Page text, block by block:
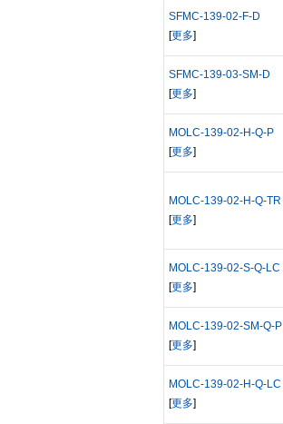
SFMC-139-02-F-D
[更多]
SFMC-139-03-SM-D
[更多]
MOLC-139-02-H-Q-P
[更多]
MOLC-139-02-H-Q-TR
[更多]
MOLC-139-02-S-Q-LC
[更多]
MOLC-139-02-SM-Q-P
[更多]
MOLC-139-02-H-Q-LC
[更多]